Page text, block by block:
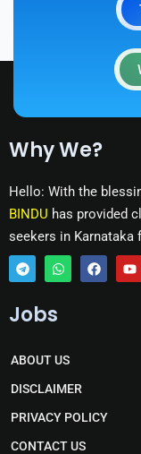
Why We?
Hello: With the
BINDU has provided
seekers in Karnataka
T
l
r
a
m
W
a
a
p
p
F Y
Jobs
ABOUT US
DISCLAIMER
PRIVACY POLICY
CONTACT US